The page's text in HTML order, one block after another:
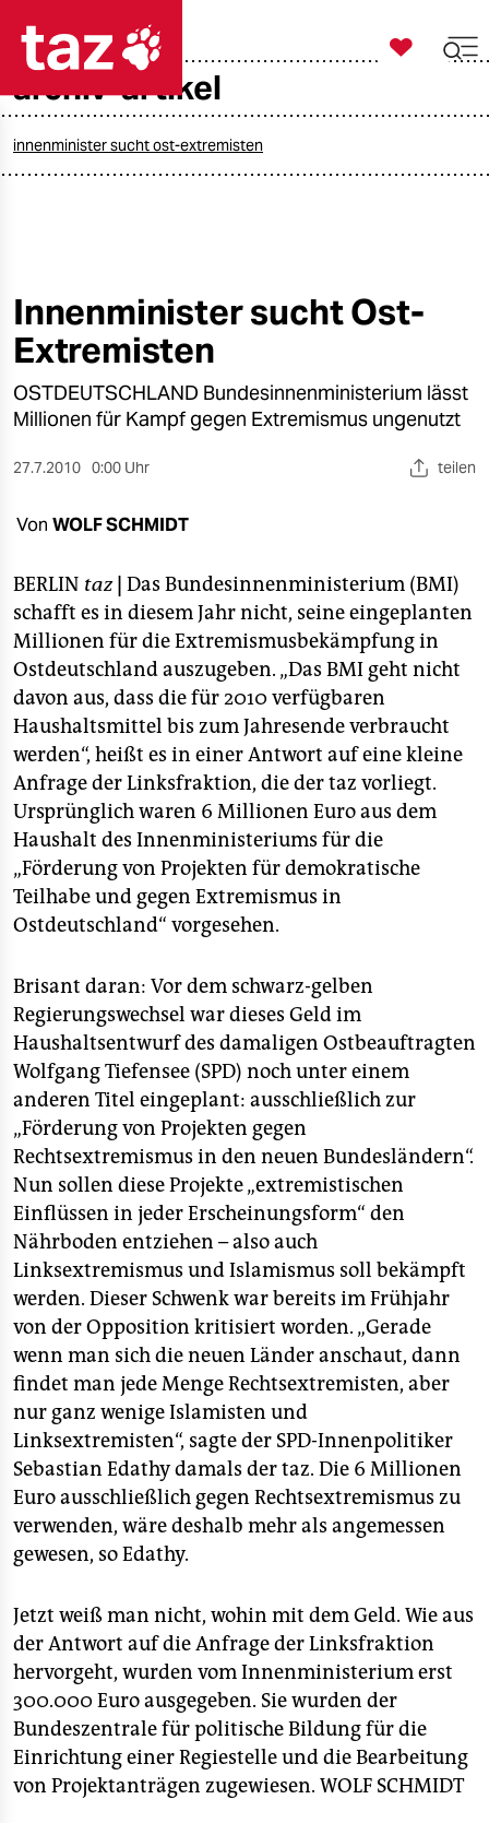
taz zahl ich
öko
gesellschaft
kultur
nord
wahrheit
verlag
verlag
veranstaltungen
shop
fragen & hilfe
unterstützen
abo
epaper login

taz zahl ich
archiv-artikel
innenminister sucht ost-extremisten
Innenminister sucht Ost-
Extremisten
OSTDEUTSCHLAND Bundesinnenministerium lässt
Millionen für Kampf gegen Extremismus ungenutzt
27.7.2010 0:00 Uhr teilen
Von WOLF SCHMIDT
BERLIN taz Das Bundesinnenministerium (BMI)
schafft es in diesem Jahr nicht, seine eingeplanten
Millionen für die Extremismusbekämpfung in
Ostdeutschland auszugeben. „Das BMI geht nicht
davon aus, dass die für 2010 verfügbaren
Haushaltsmittel bis zum Jahresende verbraucht
werden“, heißt es in einer Antwort auf eine kleine
Anfrage der Linksfraktion, die der taz vorliegt.
Ursprünglich waren 6 Millionen Euro aus dem
Haushalt des Innenministeriums für die
„Förderung von Projekten für demokratische
Teilhabe und gegen Extremismus in
Ostdeutschland“ vorgesehen.
Brisant daran: Vor dem schwarz-gelben
Regierungswechsel war dieses Geld im
Haushaltsentwurf des damaligen Ostbeauftragten
Wolfgang Tiefensee (SPD) noch unter einem
anderen Titel eingeplant: ausschließlich zur
„Förderung von Projekten gegen
Rechtsextremismus in den neuen Bundesländern“.
Nun sollen diese Projekte „extremistischen
Einflüssen in jeder Erscheinungsform“ den
Nährboden entziehen – also auch
Linksextremismus und Islamismus soll bekämpft
werden. Dieser Schwenk war bereits im Frühjahr
von der Opposition kritisiert worden. „Gerade
wenn man sich die neuen Länder anschaut, dann
findet man jede Menge Rechtsextremisten, aber
nur ganz wenige Islamisten und
Linksextremisten“, sagte der SPD-Innenpolitiker
Sebastian Edathy damals der taz. Die 6 Millionen
Euro ausschließlich gegen Rechtsextremismus zu
verwenden, wäre deshalb mehr als angemessen
gewesen, so Edathy.
Jetzt weiß man nicht, wohin mit dem Geld. Wie aus
der Antwort auf die Anfrage der Linksfraktion
hervorgeht, wurden vom Innenministerium erst
300.000 Euro ausgegeben. Sie wurden der
Bundeszentrale für politische Bildung für die
Einrichtung einer Regiestelle und die Bearbeitung
von Projektanträgen zugewiesen. WOLF SCHMIDT